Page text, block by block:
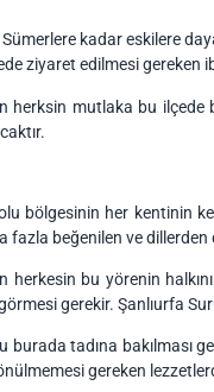
kadar eskilere
ziyaret edilmesi gereken
herksin mutlaka bu ilçede
bölgesinin her kentinin
fazla beğenilen ve
herkesin bu yörenin
gerekir. Şanlıurfa
tadına bakılması
gereken